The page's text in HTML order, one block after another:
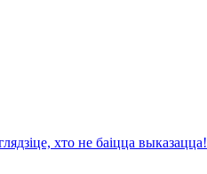
хто не баіцца выказацца!